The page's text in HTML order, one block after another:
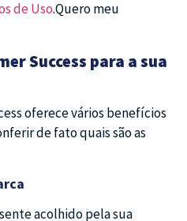
de Uso.Quero meu
Success para a sua
oferece vários benefícios
de fato quais são as
acolhido pela sua